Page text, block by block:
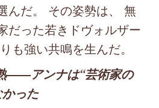
んだ。 その姿勢は、 無
だった若きドヴォルザー
も強い共鳴を生んだ。
――アンナは“芸術家の
った